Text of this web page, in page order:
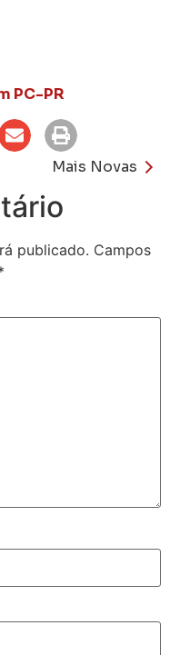
PC-PR
Mais Novas
publicado. Campos